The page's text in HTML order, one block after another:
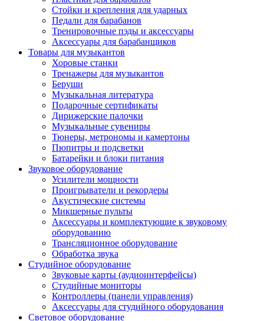
Стойки и крепления для ударных
Педали для барабанов
Тренировочные пэды и аксессуары
Аксессуары для барабанщиков
Товары для музыкантов
Хоровые станки
Тренажеры для музыкантов
Беруши
Музыкальная литература
Подарочные сертификаты
Дирижерские палочки
Музыкальные сувениры
Тюнеры, метрономы и камертоны
Пюпитры и подсветки
Батарейки и блоки питания
Звуковое оборудование
Усилители мощности
Проигрыватели и рекордеры
Акустические системы
Микшерные пульты
Аксессуары и комплектующие к звуковому
оборудованию
Трансляционное оборудование
Обработка звука
Студийное оборудование
Звуковые карты (аудиоинтерфейсы)
Студийные мониторы
Контроллеры (панели управления)
Аксессуары для студийного оборудования
Световое оборудование